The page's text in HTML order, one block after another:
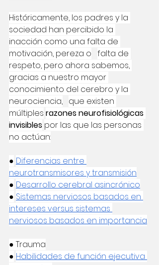
Históricamente, los padres y la
sociedad han percibido la
inacción como una falta de
motivación, pereza o falta de
respeto, pero ahora sabemos,
gracias a nuestro mayor
conocimiento del cerebro y la
neurociencia, que existen
múltiples razones neurofisiológicas
invisibles por las que las personas
no actúan:
● Diferencias entre
neurotransmisores y transmisión
● Desarrollo cerebral asincrónico
● Sistemas nerviosos basados en
intereses versus sistemas
nerviosos basados en importancia
● Trauma
● Habilidades de función ejecutiva